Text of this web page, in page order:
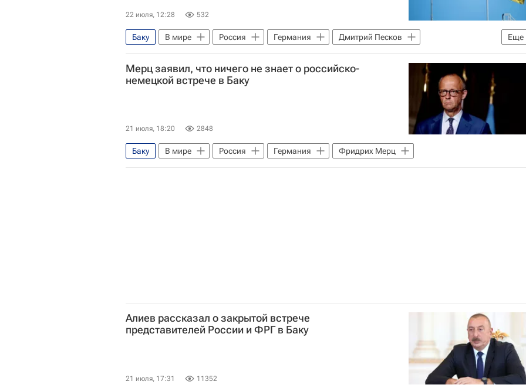
22 июля, 12:28 532
Еще
Баку В мире Россия Германия
Дмитрий Песков
Ильхам Алиев
Мерц заявил, что ничего не знает о российско-
немецкой встрече в Баку
21 июля, 18:20 2848
Баку В мире Россия Германия Фридрих Мерц
Алиев рассказал о закрытой встрече
представителей России и ФРГ в Баку
21 июля, 17:31 11352